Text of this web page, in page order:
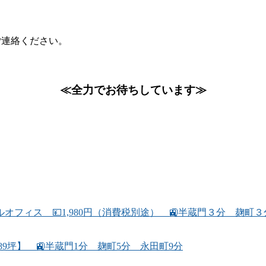
絡ください。
≪全力でお待ちしています≫
オフィス 💴1,980円（消費税別途） 🚉半蔵門３分 麹町
坪】 🚉半蔵門1分 麹町5分 永田町9分